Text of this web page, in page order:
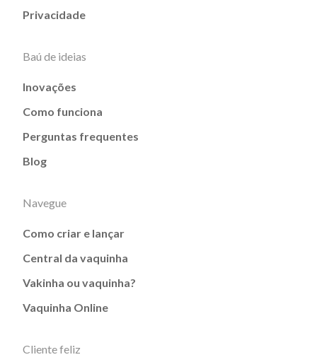
Privacidade
Baú de ideias
Inovações
Como funciona
Perguntas frequentes
Blog
Navegue
Como criar e lançar
Central da vaquinha
Vakinha ou vaquinha?
Vaquinha Online
Cliente feliz